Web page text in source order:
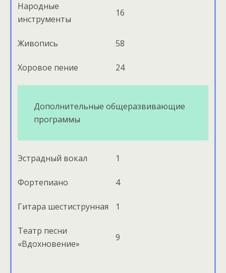
Народные
инструменты
16
Живопись 58
Хоровое пение 24
Дополнительные общеразвивающие
программы
Эстрадный вокал 1
Фортепиано 4
Гитара шестиструнная 1
Театр песни
«Вдохновение»
9